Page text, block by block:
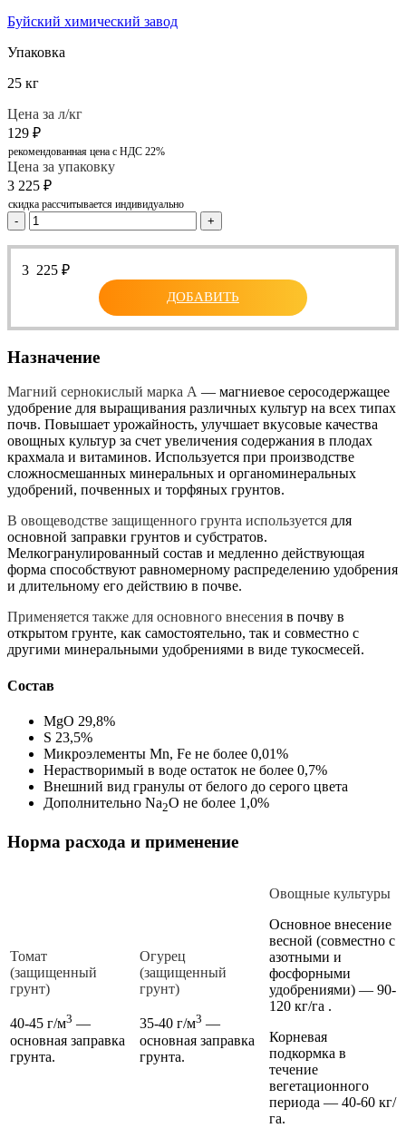
Буйский химический завод
Упаковка
25 кг
Цена за л/кг
129 ₽
рекомендованная цена с НДС 22%
Цена за упаковку
3 225 ₽
скидка рассчитывается индивидуально
- +
3 225 ₽
ДОБАВИТЬ
Назначение
Магний сернокислый марка А — магниевое серосодержащее
удобрение для выращивания различных культур на всех типах
почв. Повышает урожайность, улучшает вкусовые качества
овощных культур за счет увеличения содержания в плодах
крахмала и витаминов. Используется при производстве
сложносмешанных минеральных и органоминеральных
удобрений, почвенных и торфяных грунтов.
В овощеводстве защищенного грунта используется для
основной заправки грунтов и субстратов.
Мелкогранулированный состав и медленно действующая
форма способствуют равномерному распределению удобрения
и длительному его действию в почве.
Применяется также для основного внесения в почву в
открытом грунте, как самостоятельно, так и совместно с
другими минеральными удобрениями в виде тукосмесей.
Состав
MgO 29,8%
S 23,5%
Микроэлементы Mn, Fe не более 0,01%
Нерастворимый в воде остаток не более 0,7%
Внешний вид гранулы от белого до серого цвета
Дополнительно Na2O не более 1,0%
Норма расхода и применение
Томат
(защищенный
грунт)
40-45 г/м3 —
основная заправка
грунта.
Огурец
(защищенный
грунт)
35-40 г/м3 —
основная заправка
грунта.
Овощные культуры
Основное внесение
весной (совместно с
азотными и
фосфорными
удобрениями) — 90-
120 кг/га .
Корневая
подкормка в
течение
вегетационного
периода — 40-60 кг/
га.